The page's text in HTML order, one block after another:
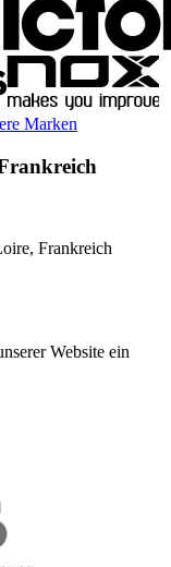
Marken
Frankreich
Website ein